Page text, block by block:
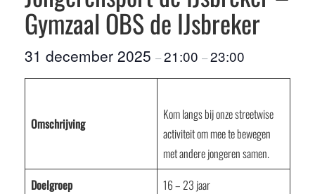
Gymzaal OBS de IJsbreker
31 december 2025 –21:00 –23:00
Omschrijving
Kom langs bij onze streetwise
activiteit om mee te bewegen
met andere jongeren samen.
Doelgroep
16 – 23 jaar